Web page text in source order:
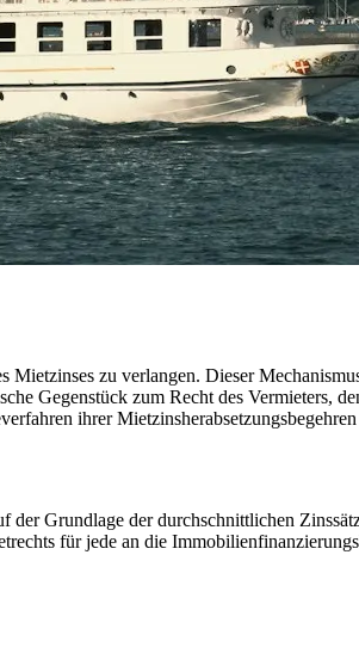
Mietzinses zu verlangen. Dieser
Gegenstück zum Recht des Vermieters,
ihrer
Grundlage der durchschnittlichen
für jede an die